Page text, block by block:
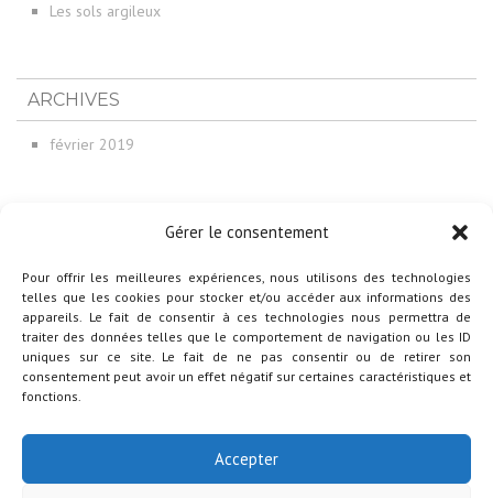
Gérer le consentement
Pour offrir les meilleures expériences, nous utilisons des technologies
telles que les cookies pour stocker et/ou accéder aux informations des
appareils. Le fait de consentir à ces technologies nous permettra de
traiter des données telles que le comportement de navigation ou les ID
uniques sur ce site. Le fait de ne pas consentir ou de retirer son
consentement peut avoir un effet négatif sur certaines caractéristiques et
fonctions.
Accepter
Les sols argileux
ARCHIVES
février 2019
Non classé
© 2015 COFFRAGES J FRÉCHETTE | CONCEPTION WEB :